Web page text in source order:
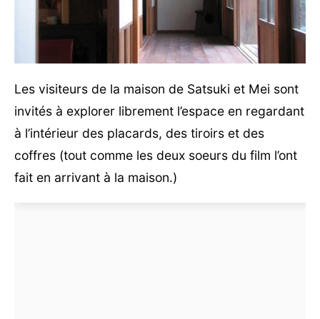
Les visiteurs de la maison de Satsuki et Mei sont
invités à explorer librement l’espace en regardant
à l’intérieur des placards, des tiroirs et des
coffres (tout comme les deux soeurs du film l’ont
fait en arrivant à la maison.)